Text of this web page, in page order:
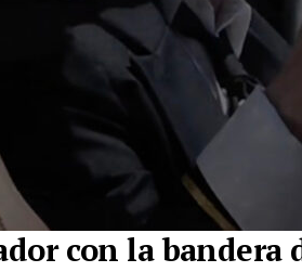
con la bandera